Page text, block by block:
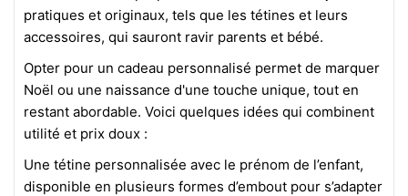
pratiques et originaux, tels que les tétines et leurs
accessoires, qui sauront ravir parents et bébé.
Opter pour un cadeau personnalisé permet de marquer
Noël ou une naissance d'une touche unique, tout en
restant abordable. Voici quelques idées qui combinent
utilité et prix doux :
Une tétine personnalisée avec le prénom de l’enfant,
disponible en plusieurs formes d’embout pour s’adapter